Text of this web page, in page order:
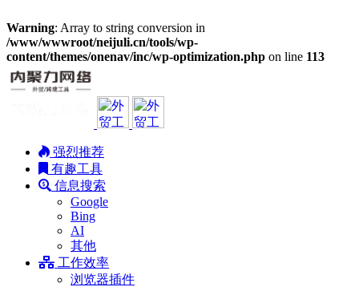
Warning: Array to string conversion in
/www/wwwroot/neijuli.cn/tools/wp-
content/themes/onenav/inc/wp-optimization.php on line 113
强烈推荐
有趣工具
信息搜索
Google
Bing
AI
其他
工作效率
浏览器插件